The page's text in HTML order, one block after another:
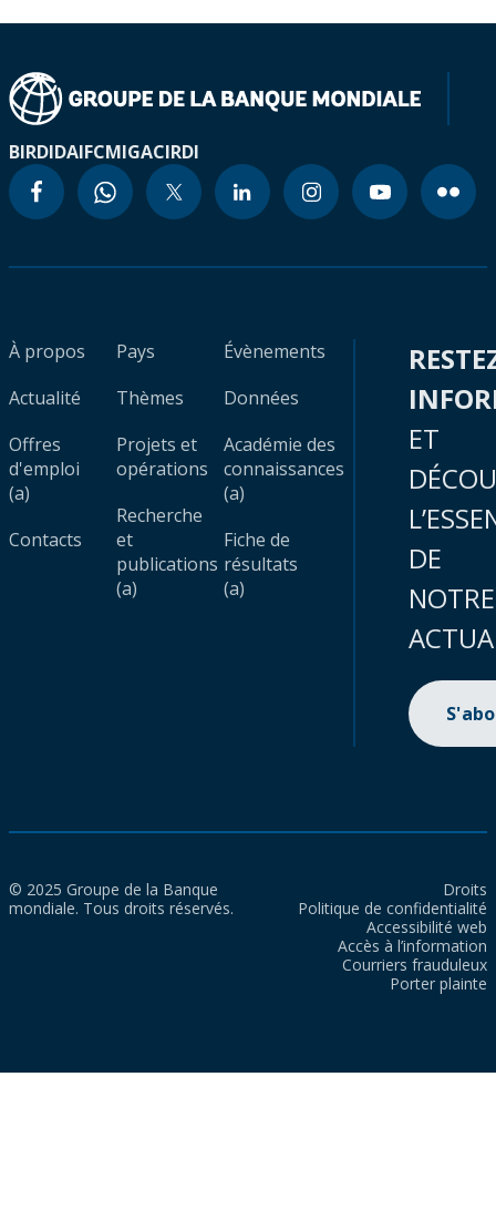
BIRDIDAIFCMIGACIRDI
À propos
Actualité
Offres
d'emploi
(a)
Contacts
Pays
Thèmes
Projets et
opérations
Recherche
et
publications
(a)
Évènements
Données
Académie des
connaissances
(a)
Fiche de
résultats
(a)
ET
DE
NOTRE
© 2025 Groupe de la Banque
mondiale. Tous droits réservés.
Droits
Politique de confidentialité
Accessibilité web
Accès à l’information
Courriers frauduleux
Porter plainte